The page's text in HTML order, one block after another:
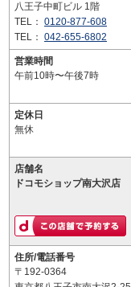
八王子中町ビル 1階
TEL： 0120-877-608
TEL： 042-655-6802
営業時間
午前10時〜午後7時
定休日
無休
店舗名
ドコモショップ南大沢店
住所/電話番号
〒192-0364